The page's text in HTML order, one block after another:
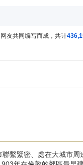
友共同编写而成，共计
繫緊密、處在大城市